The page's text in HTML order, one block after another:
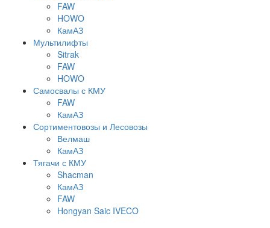
FAW
HOWO
КамАЗ
Мультилифты
Sitrak
FAW
HOWO
Самосвалы с КМУ
FAW
КамАЗ
Сортиментовозы и Лесовозы
Велмаш
КамАЗ
Тягачи с КМУ
Shacman
КамАЗ
FAW
Hongyan Saic IVECO